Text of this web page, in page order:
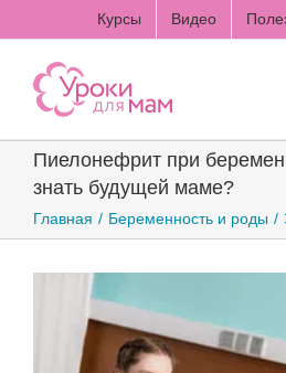
to
content
Курсы Видео
Пиелонефрит при
знать будущей маме?
Главная Беременность и роды